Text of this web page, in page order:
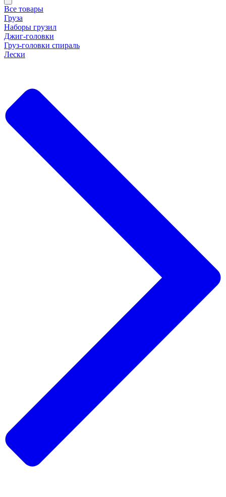
Все товары
Груза
Наборы грузил
Джиг-головки
Груз-головки спираль
Лески